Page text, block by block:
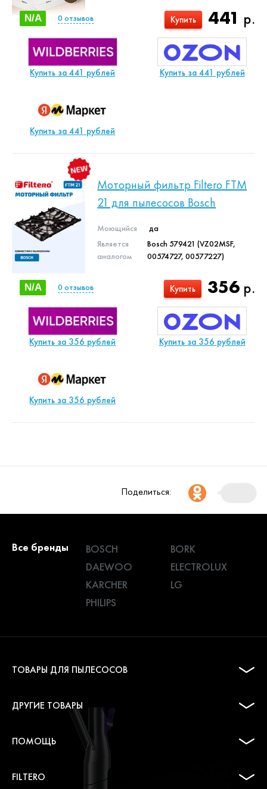
441 р.
Купить
N/A 0 отзывов
Купить за 441 рублей Купить за 441 рублей
Купить за 441 рублей
Моторный фильтр Filtero FTM
21 для пылесосов Bosch
Моющийся
да
Является
аналогом
Bosch 579421 (VZ02MSF,
00574727, 00577227)
356 р.
Купить
N/A 0 отзывов
Купить за 356 рублей Купить за 356 рублей
Купить за 356 рублей
Поделиться:
Все бренды BOSCH
BORK
DAEWOO
ELECTROLUX
KARCHER
LG
PHILIPS
ТОВАРЫ ДЛЯ ПЫЛЕСОСОВ
ДРУГИЕ ТОВАРЫ
ПОМОЩЬ
FILTERO